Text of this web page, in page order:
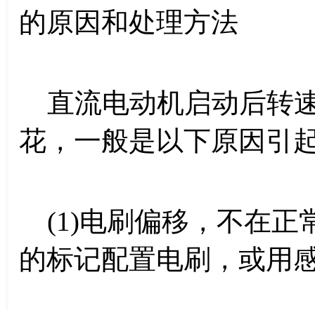
的原因和处理方法
直流电动机启动后转
花，一般是以下原因引
(1)电刷偏移，不在正
的标记配置电刷，或用